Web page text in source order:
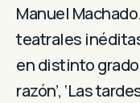
Manuel
teatrales
en distinto grado
razón’, ‘Las